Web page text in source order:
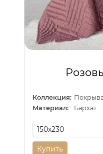
Коллекция:
Материал:
Бархат
Купить